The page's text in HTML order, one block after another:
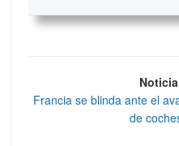
Francia se blinda ante el
de